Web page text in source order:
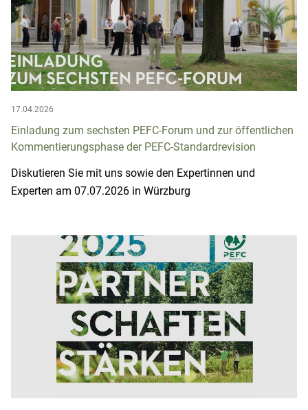
17.04.2026
Einladung zum sechsten PEFC-Forum und zur öffentlichen
Kommentierungsphase der PEFC-Standardrevision
Diskutieren Sie mit uns sowie den Expertinnen und
Experten am 07.07.2026 in Würzburg